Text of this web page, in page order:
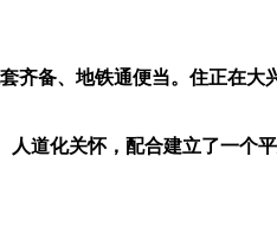
备、地铁通便当。住正在大
道化关怀，配合建立了一个